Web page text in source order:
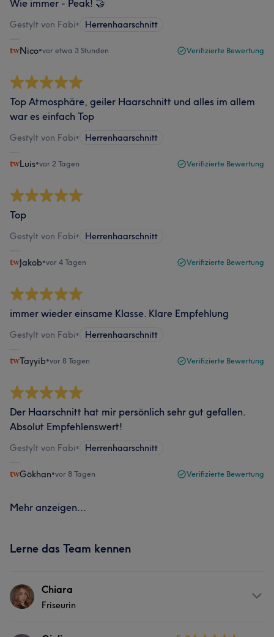
Wie immer - Peak! 🤝
Gestylt von Fabi• Herrenhaarschnitt
Nico•vor etwa 3 Stunden Verifizierte Bewertung
Top Atmosphäre, geiler Haarschnitt und alles im allem
war es einfach Top
Gestylt von Fabi• Herrenhaarschnitt
Luis•vor 2 Tagen Verifizierte Bewertung
Top
Gestylt von Fabi• Herrenhaarschnitt
Jakob•vor 4 Tagen Verifizierte Bewertung
immer wieder einsame Klasse. Klare Empfehlung
Gestylt von Fabi• Herrenhaarschnitt
Tayyib•vor 8 Tagen Verifizierte Bewertung
Der Haarschnitt hat mir persönlich sehr gut gefallen.
Absolut Empfehlenswert!
Gestylt von Fabi• Herrenhaarschnitt
Gökhan•vor 8 Tagen Verifizierte Bewertung
Mehr anzeigen...
Lerne das Team kennen
Chiara
Friseurin